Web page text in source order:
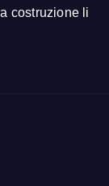
costruzione li